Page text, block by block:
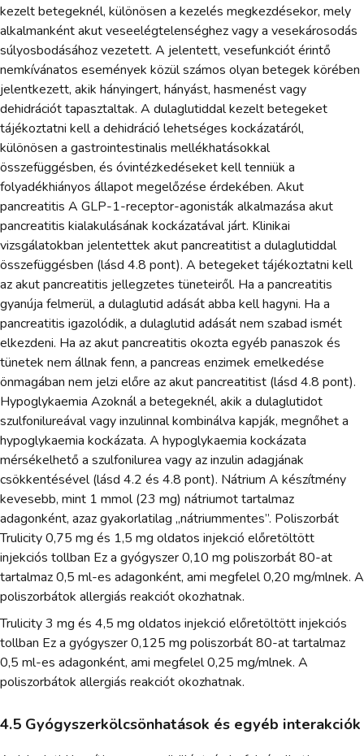
kezelt betegeknél, különösen a kezelés megkezdésekor, mely
alkalmanként akut veseelégtelenséghez vagy a vesekárosodás
súlyosbodásához vezetett. A jelentett, vesefunkciót érintő
nemkívánatos események közül számos olyan betegek körében
jelentkezett, akik hányingert, hányást, hasmenést vagy
dehidrációt tapasztaltak. A dulaglutiddal kezelt betegeket
tájékoztatni kell a dehidráció lehetséges kockázatáról,
különösen a gastrointestinalis mellékhatásokkal
összefüggésben, és óvintézkedéseket kell tenniük a
folyadékhiányos állapot megelőzése érdekében. Akut
pancreatitis A GLP-1-receptor-agonisták alkalmazása akut
pancreatitis kialakulásának kockázatával járt. Klinikai
vizsgálatokban jelentettek akut pancreatitist a dulaglutiddal
összefüggésben (lásd 4.8 pont). A betegeket tájékoztatni kell
az akut pancreatitis jellegzetes tüneteiről. Ha a pancreatitis
gyanúja felmerül, a dulaglutid adását abba kell hagyni. Ha a
pancreatitis igazolódik, a dulaglutid adását nem szabad ismét
elkezdeni. Ha az akut pancreatitis okozta egyéb panaszok és
tünetek nem állnak fenn, a pancreas enzimek emelkedése
önmagában nem jelzi előre az akut pancreatitist (lásd 4.8 pont).
Hypoglykaemia Azoknál a betegeknél, akik a dulaglutidot
szulfonilureával vagy inzulinnal kombinálva kapják, megnőhet a
hypoglykaemia kockázata. A hypoglykaemia kockázata
mérsékelhető a szulfonilurea vagy az inzulin adagjának
csökkentésével (lásd 4.2 és 4.8 pont). Nátrium A készítmény
kevesebb, mint 1 mmol (23 mg) nátriumot tartalmaz
adagonként, azaz gyakorlatilag „nátriummentes”. Poliszorbát
Trulicity 0,75 mg és 1,5 mg oldatos injekció előretöltött
injekciós tollban Ez a gyógyszer 0,10 mg poliszorbát 80-at
tartalmaz 0,5 ml-es adagonként, ami megfelel 0,20 mg/mlnek. A
poliszorbátok allergiás reakciót okozhatnak.
Trulicity 3 mg és 4,5 mg oldatos injekció előretöltött injekciós
tollban Ez a gyógyszer 0,125 mg poliszorbát 80-at tartalmaz
0,5 ml-es adagonként, ami megfelel 0,25 mg/mlnek. A
poliszorbátok allergiás reakciót okozhatnak.
4.5 Gyógyszerkölcsönhatások és egyéb interakciók